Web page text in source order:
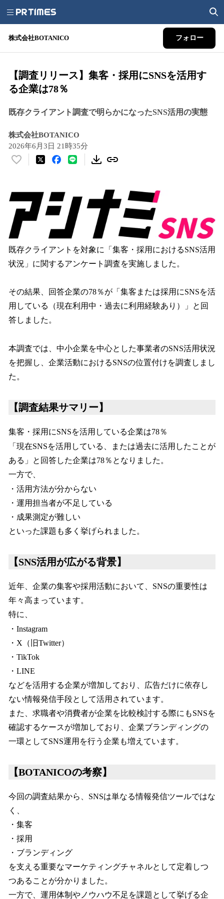
株式会社BOTANICO フォロー
【調査リリース】集客・採用にSNSを活用す
る企業は78％
既存クライアント調査で明らかになったSNS活用の実態
株式会社BOTANICO
2026年6月3日 21時35分
い
数
読
み
込
み
中
す
既存クライアントを対象に「集客・採用におけるSNS活用
状況」に関するアンケート調査を実施しました。
その結果、回答企業の78％が「集客または採用にSNSを活
用している（現在利用中・過去に利用経験あり）」と回
答しました。
本調査では、中小企業を中心とした事業者のSNS活用状況
を把握し、企業活動におけるSNSの位置付けを調査しまし
た。
【調査結果サマリー】
集客・採用にSNSを活用している企業は78％
「現在SNSを活用している、または過去に活用したことが
ある」と回答した企業は78％となりました。
一方で、
・活用方法が分からない
・運用担当者が不足している
・成果測定が難しい
といった課題も多く挙げられました。
【SNS活用が広がる背景】
近年、企業の集客や採用活動において、SNSの重要性は
年々高まっています。
特に、
・Instagram
・X（旧Twitter）
・TikTok
・LINE
などを活用する企業が増加しており、広告だけに依存し
ない情報発信手段として活用されています。
また、求職者や消費者が企業を比較検討する際にもSNSを
確認するケースが増加しており、企業ブランディングの
一環としてSNS運用を行う企業も増えています。
【BOTANICOの考察】
今回の調査結果から、SNSは単なる情報発信ツールではな
く、
・集客
・採用
・ブランディング
を支える重要なマーケティングチャネルとして定着しつ
つあることが分かりました。
一方で、運用体制やノウハウ不足を課題として挙げる企